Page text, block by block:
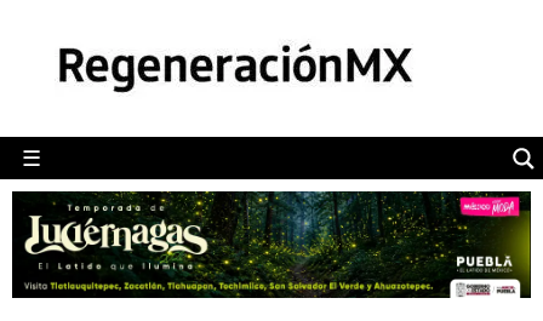
☰
POLÍTICA
CAMALEÓN
OPINIÓN
DEPORTES